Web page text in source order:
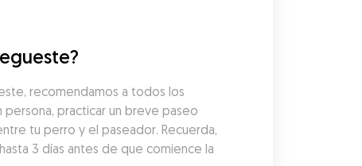
recomendamos a todos los
practicar un breve paseo
tu perro y el paseador. Recuerda,
3 días antes de que comience la